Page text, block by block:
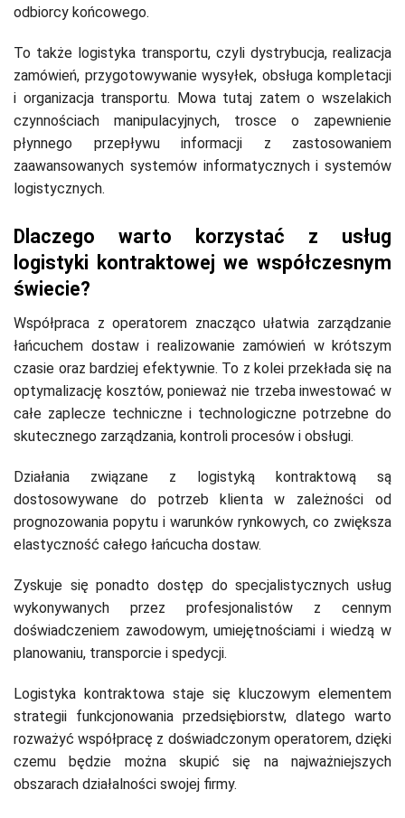
odbiorcy końcowego.
To także logistyka transportu, czyli dystrybucja, realizacja
zamówień, przygotowywanie wysyłek, obsługa kompletacji
i organizacja transportu. Mowa tutaj zatem o wszelakich
czynnościach manipulacyjnych, trosce o zapewnienie
płynnego przepływu informacji z zastosowaniem
zaawansowanych systemów informatycznych i systemów
logistycznych.
Dlaczego warto korzystać z usług
logistyki kontraktowej we współczesnym
świecie?
Współpraca z operatorem znacząco ułatwia zarządzanie
łańcuchem dostaw i realizowanie zamówień w krótszym
czasie oraz bardziej efektywnie. To z kolei przekłada się na
optymalizację kosztów, ponieważ nie trzeba inwestować w
całe zaplecze techniczne i technologiczne potrzebne do
skutecznego zarządzania, kontroli procesów i obsługi.
Działania związane z logistyką kontraktową są
dostosowywane do potrzeb klienta w zależności od
prognozowania popytu i warunków rynkowych, co zwiększa
elastyczność całego łańcucha dostaw.
Zyskuje się ponadto dostęp do specjalistycznych usług
wykonywanych przez profesjonalistów z cennym
doświadczeniem zawodowym, umiejętnościami i wiedzą w
planowaniu, transporcie i spedycji.
Logistyka kontraktowa staje się kluczowym elementem
strategii funkcjonowania przedsiębiorstw, dlatego warto
rozważyć współpracę z doświadczonym operatorem, dzięki
czemu będzie można skupić się na najważniejszych
obszarach działalności swojej firmy.